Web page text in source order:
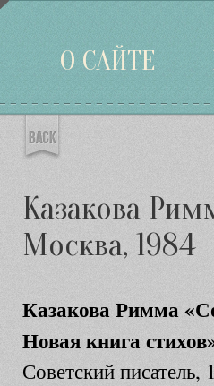
О САЙТЕ
Казакова
Москва, 1984
Казакова Римма
Новая книга
Советский писатель,